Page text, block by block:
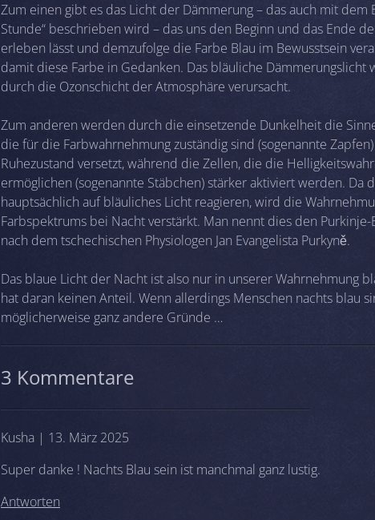
Zum einen gibt es das Licht der Dämmerung – das auch mit dem
Stunde“ beschrieben wird – das uns den Beginn und das Ende
erleben lässt und demzufolge die Farbe Blau im Bewusstsein
damit diese Farbe in Gedanken. Das bläuliche Dämmerungslicht
durch die Ozonschicht der Atmosphäre verursacht.
Zum anderen werden durch die einsetzende Dunkelheit die
die für die Farbwahrnehmung zuständig sind (sogenannte
Ruhezustand versetzt, während die Zellen, die die
ermöglichen (sogenannte Stäbchen) stärker aktiviert werden. Da
hauptsächlich auf bläuliches Licht reagieren, wird die
Farbspektrums bei Nacht verstärkt. Man nennt dies den
nach dem tschechischen Physiologen Jan Evangelista Purkyně.
Das blaue Licht der Nacht ist also nur in unserer Wahrnehmung
hat daran keinen Anteil. Wenn allerdings Menschen nachts blau
möglicherweise ganz andere Gründe …
3 Kommentare
Kusha | 13. März 2025
Super danke ! Nachts Blau sein ist manchmal ganz lustig.
Antworten